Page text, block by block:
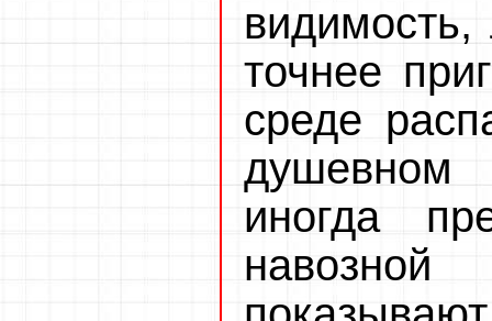
точнее
среде
душевном
иногда